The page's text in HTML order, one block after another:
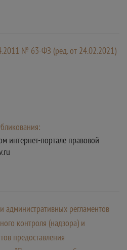
№ 63-ФЗ (ред. от 24.02.2021)
интернет-портале правовой
административных регламентов
контроля (надзора) и
предоставления